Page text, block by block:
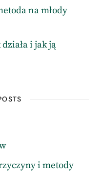
na młody
i jak ją
i metody